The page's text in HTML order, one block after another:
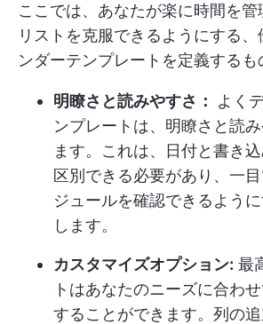
ここでは、あなたが楽に時間を管
リストを克服できるようにする
ンダーテンプレートを定義するも
明瞭さと読みやすさ： よく
ンプレートは、明瞭さと読
ます。これは、日付と書き
区別できる必要があり、一
ジュールを確認できるよう
します。
カスタマイズオプション: 最
トはあなたのニーズに合わ
することができます。列の